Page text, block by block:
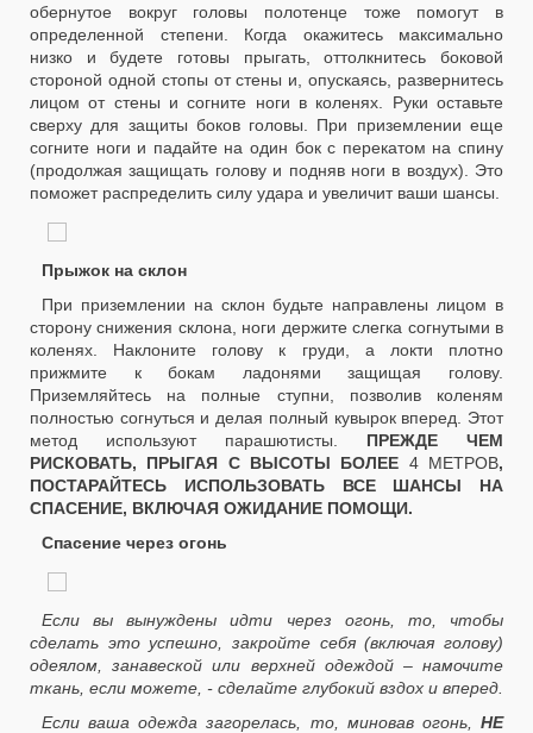
обернутое вокруг головы полотенце тоже помогут в
определенной степени. Когда окажитесь максимально
низко и будете готовы прыгать, оттолкнитесь боковой
стороной одной стопы от стены и, опускаясь, развернитесь
лицом от стены и согните ноги в коленях. Руки оставьте
сверху для защиты боков головы. При приземлении еще
согните ноги и падайте на один бок с перекатом на спину
(продолжая защищать голову и подняв ноги в воздух). Это
поможет распределить силу удара и увеличит ваши шансы.
Прыжок на склон
При приземлении на склон будьте направлены лицом в
сторону снижения склона, ноги держите слегка согнутыми в
коленях. Наклоните голову к груди, а локти плотно
прижмите к бокам ладонями защищая голову.
Приземляйтесь на полные ступни, позволив коленям
полностью согнуться и делая полный кувырок вперед. Этот
метод используют парашютисты. ПРЕЖДЕ ЧЕМ
РИСКОВАТЬ, ПРЫГАЯ С ВЫСОТЫ БОЛЕЕ 4 МЕТРОВ,
ПОСТАРАЙТЕСЬ ИСПОЛЬЗОВАТЬ ВСЕ ШАНСЫ НА
СПАСЕНИЕ, ВКЛЮЧАЯ ОЖИДАНИЕ ПОМОЩИ.
Спасение через огонь
Если вы вынуждены идти через огонь, то, чтобы
сделать это успешно, закройте себя (включая голову)
одеялом, занавеской или верхней одеждой – намочите
ткань, если можете, - сделайте глубокий вздох и вперед.
Если ваша одежда загорелась, то, миновав огонь, НЕ